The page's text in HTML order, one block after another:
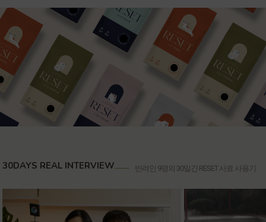
30DAYS REAL INTERVIEW 반려인 9명의 30일간 RESET 사료 사용기